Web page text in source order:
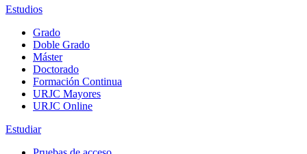
Estudios
Grado
Doble Grado
Máster
Doctorado
Formación Continua
URJC Mayores
URJC Online
Estudiar